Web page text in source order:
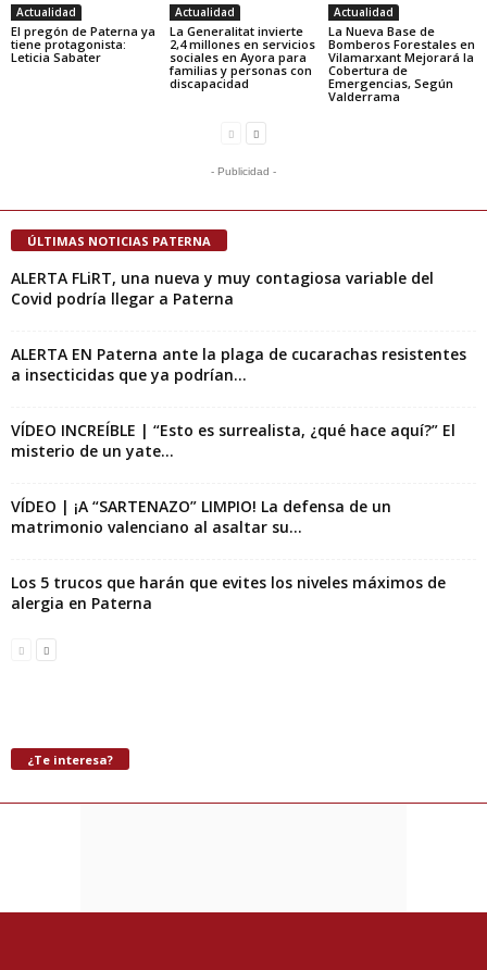
Actualidad
El pregón de Paterna ya
tiene protagonista:
Leticia Sabater
Actualidad
La Generalitat invierte
2,4 millones en servicios
sociales en Ayora para
familias y personas con
discapacidad
Actualidad
La Nueva Base de
Bomberos Forestales en
Vilamarxant Mejorará la
Cobertura de
Emergencias, Según
Valderrama
- Publicidad -
ÚLTIMAS NOTICIAS PATERNA
ALERTA FLiRT, una nueva y muy contagiosa variable del
Covid podría llegar a Paterna
ALERTA EN Paterna ante la plaga de cucarachas resistentes
a insecticidas que ya podrían...
VÍDEO INCREÍBLE | “Esto es surrealista, ¿qué hace aquí?” El
misterio de un yate...
VÍDEO | ¡A “SARTENAZO” LIMPIO! La defensa de un
matrimonio valenciano al asaltar su...
Los 5 trucos que harán que evites los niveles máximos de
alergia en Paterna
¿Te interesa?